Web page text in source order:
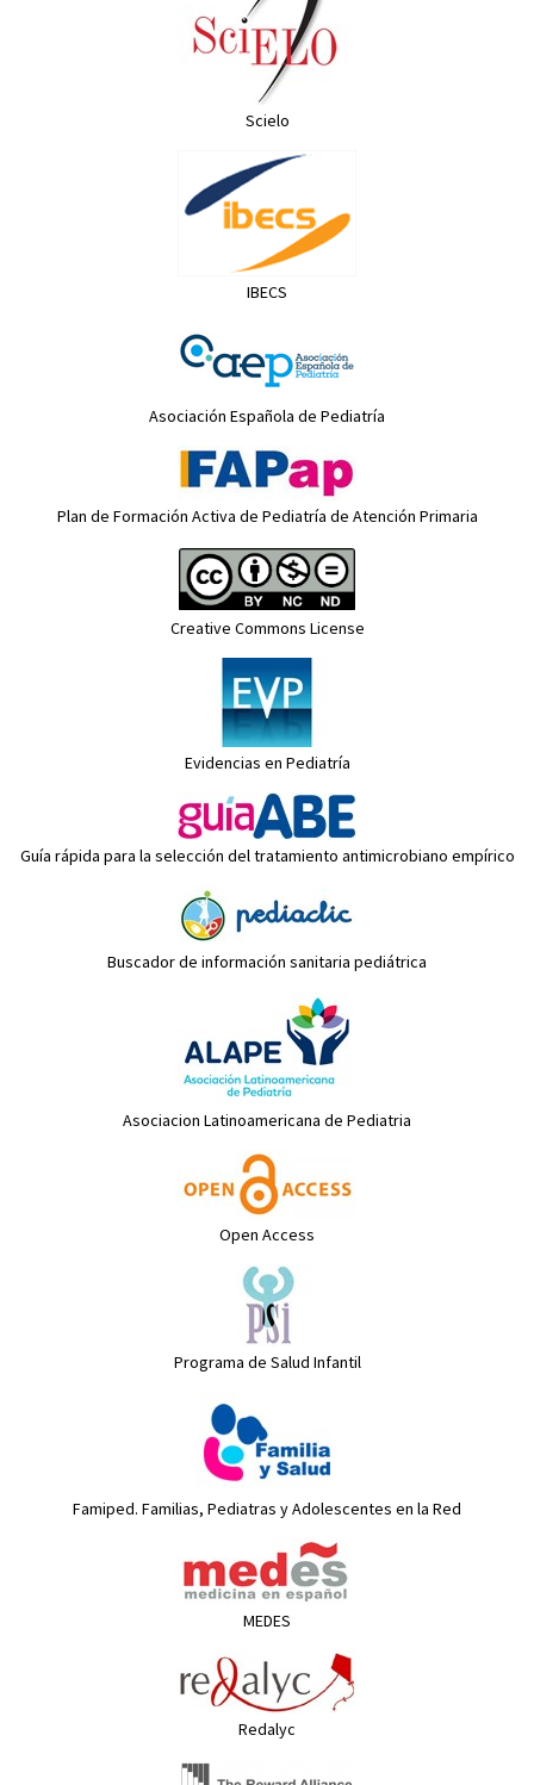
Scielo
IBECS
Asociación Española de Pediatría
Plan de Formación Activa de Pediatría de Atención Primaria
Creative Commons License
Evidencias en Pediatría
Guía rápida para la selección del tratamiento antimicrobiano empírico
Buscador de información sanitaria pediátrica
Asociacion Latinoamericana de Pediatria
Open Access
Programa de Salud Infantil
Famiped. Familias, Pediatras y Adolescentes en la Red
MEDES
Redalyc